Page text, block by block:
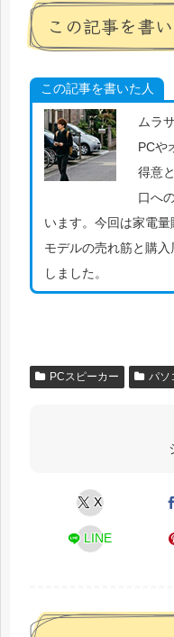
この記事を書
この記事を書いた人
ムラ
PCや
得意
口へ
います。今回は家電
モデルの売れ筋と購
しました。
PCスピーカー パソ
X
LINE